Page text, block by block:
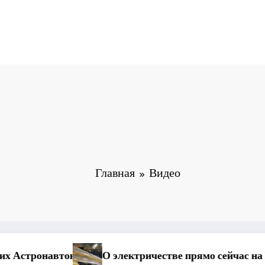
Главная Видео
прямо сейчас на Ежов.ру О лунной и